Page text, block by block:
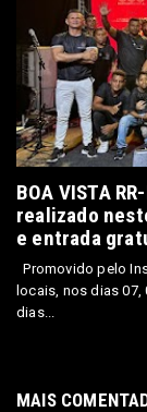
BOA VISTA
realizado
e entrada
Promovido pelo
locais, nos dias
dias...
MAIS